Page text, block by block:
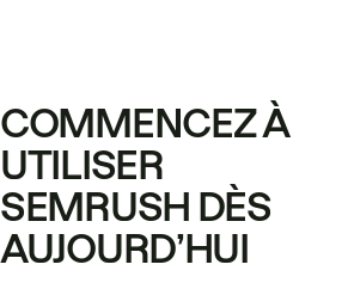
COMMENCEZ À
UTILISER
SEMRUSH DÈS
AUJOURD’HUI